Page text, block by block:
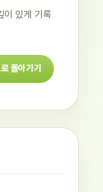
이 있게 기록
돌아가기